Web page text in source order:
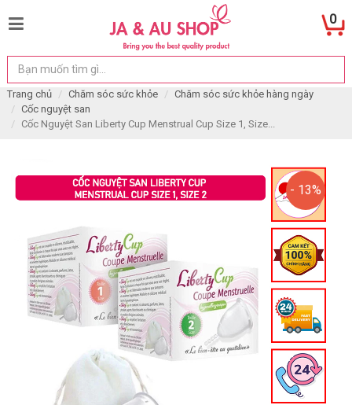
0
Trang chủ Chăm sóc sức khỏe
Chăm sóc sức khỏe hàng ngày
Cốc nguyệt san
Cốc Nguyệt San Liberty Cup Menstrual Cup Size 1, Size...
- 13%